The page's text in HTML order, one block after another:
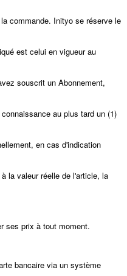
commande. Inityo se réserve le
est celui en vigueur au
souscrit un Abonnement,
au plus tard un (1)
en cas d'indication
la valeur réelle de l'article, la
ses prix à tout moment.
bancaire via un système